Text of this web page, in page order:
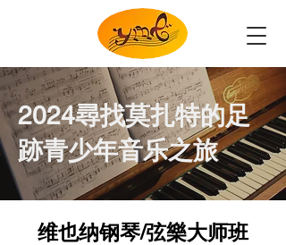
2024尋找莫扎特的足
跡青少年音乐之旅
维也纳钢琴/弦樂大师班